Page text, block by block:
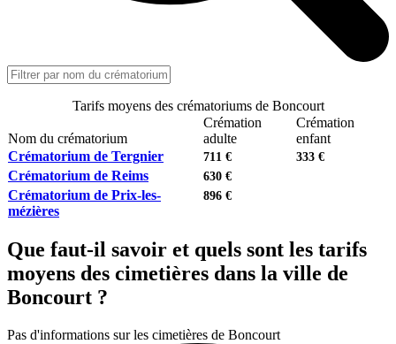
Tarifs moyens des crématoriums de Boncourt
Nom du crématorium
Crémation
adulte
Crémation
enfant
Crématorium de Tergnier
711 € 333 €
Crématorium de Reims 630 €
Crématorium de Prix-les-
mézières
896 €
Que faut-il savoir et quels sont les tarifs
moyens des cimetières dans la ville de
Boncourt ?
Pas d'informations sur les cimetières de Boncourt